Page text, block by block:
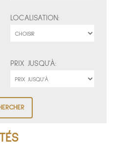
LOCALISATION:
PRIX JUSQU'À: